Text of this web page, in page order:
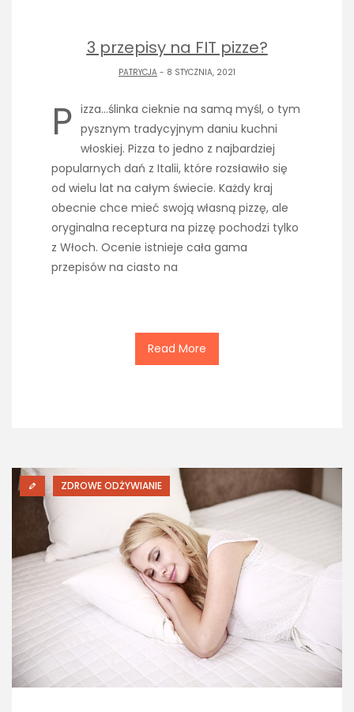
3 przepisy na FIT pizze?
PATRYCJA - 8 STYCZNIA, 2021
P izza…ślinka cieknie na samą myśl, o tym
pysznym tradycyjnym daniu kuchni
włoskiej. Pizza to jedno z najbardziej
popularnych dań z Italii, które rozsławiło się
od wielu lat na całym świecie. Każdy kraj
obecnie chce mieć swoją własną pizzę, ale
oryginalna receptura na pizzę pochodzi tylko
z Włoch. Ocenie istnieje cała gama
przepisów na ciasto na
Read More
ZDROWE ODŻYWIANIE